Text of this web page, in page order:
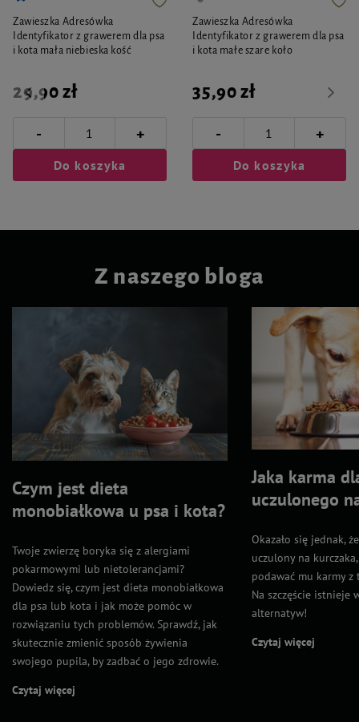
Zawieszka Adresówka
Identyfikator z grawerem dla psa
i kota mała niebieska kość
29,90 zł
- +
Do koszyka
Zawieszka Adresówka
Identyfikator z grawerem dla psa
i kota małe szare koło
35,90 zł
- +
Do koszyka
Z naszego bloga
Czym jest dieta
monobiałkowa u psa i kota?
Twoje zwierzę boryka się z alergiami
pokarmowymi lub nietolerancjami?
Dowiedz się, czym jest dieta monobiałkowa
dla psa lub kota i jak może pomóc w
rozwiązaniu tych problemów. Sprawdź, jak
skutecznie zmienić sposób żywienia
swojego pupila, by zadbać o jego zdrowie.
Czytaj więcej
Jaka karma
uczulonego
Okazało się jednak,
uczulony na
podawać mu karmy z
Na szczęście istnieje
alternatyw!
Czytaj więcej